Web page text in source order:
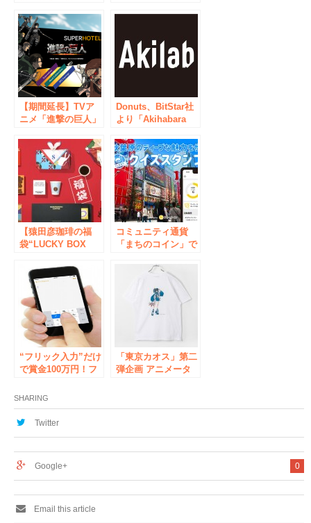
店＞が、ハニトーの
限界に挑戦！ 「史
上最長ハニトー」２
月１２日～販売開始
SNSキャンペーンを
開催
【期間延長】TVア
ニメ「進撃の巨人」
コラボプラン ご好
評につき2022年8月
末まで延長
Donuts、BitStar社
より「Akihabara
ボ）」事業を取得
【猿田彦珈琲の福
袋“LUCKY BOX
に加え、スタイルに
合わせて楽しめるバ
ラエティ豊かな４種
類がラインナップ
コミュニティ通貨
「まちのコイン」で
キコの達人スタンプ
ラリー」「クイズス
タンプラリー」4月
28日～5月31日開催
“フリック入力”だけ
で賞金100万円！フ
大会開催！ ～スマ
ートフォンのフリッ
ク入力最速を決める
「東京カオス」第二
弾企画 アニメータ
DeToNatorとのコラ
SHARING
Twitter
0
Google+
Email this article